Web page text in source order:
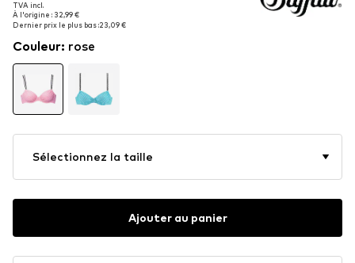
TVA incl.
À l'origine : 32,99 €
Dernier prix le plus bas :23,09 €
TVA incl.
À l'origine : 32,99 €
Dernier prix le plus bas :23,09 €
Couleur: rose
Sélectionnez la taille
Ajouter au panier